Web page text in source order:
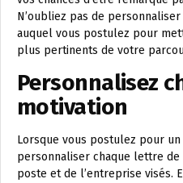
N’oubliez pas de
auquel vous postulez pour
plus pertinents de votre
Personnalisez
motivation
Lorsque vous postulez pour
personnaliser chaque lettre
poste et de l’entreprise visés.